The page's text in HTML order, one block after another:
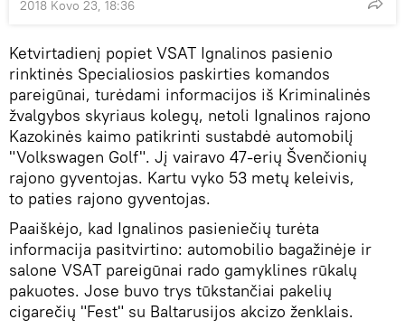
2018 Kovo 23, 18:36
Ketvirtadienį popiet VSAT Ignalinos pasienio
rinktinės Specialiosios paskirties komandos
pareigūnai, turėdami informacijos iš Kriminalinės
žvalgybos skyriaus kolegų, netoli Ignalinos rajono
Kazokinės kaimo patikrinti sustabdė automobilį
"Volkswagen Golf". Jį vairavo 47-erių Švenčionių
rajono gyventojas. Kartu vyko 53 metų keleivis,
to paties rajono gyventojas.
Paaiškėjo, kad Ignalinos pasieniečių turėta
informacija pasitvirtino: automobilio bagažinėje ir
salone VSAT pareigūnai rado gamyklines rūkalų
pakuotes. Jose buvo trys tūkstančiai pakelių
cigarečių "Fest" su Baltarusijos akcizo ženklais.